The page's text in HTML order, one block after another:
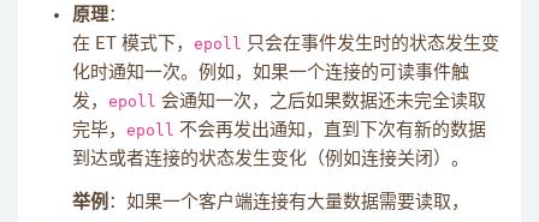
原理：
在 ET 模式下， epoll 只会在事件发生时的状态发生变
化时通知一次。例如，如果一个连接的可读事件触
发， epoll 会通知一次，之后如果数据还未完全读取
完毕， epoll 不会再发出通知，直到下次有新的数据
到达或者连接的状态发生变化（例如连接关闭）。
举例 ：如果一个客户端连接有大量数据需要读取，